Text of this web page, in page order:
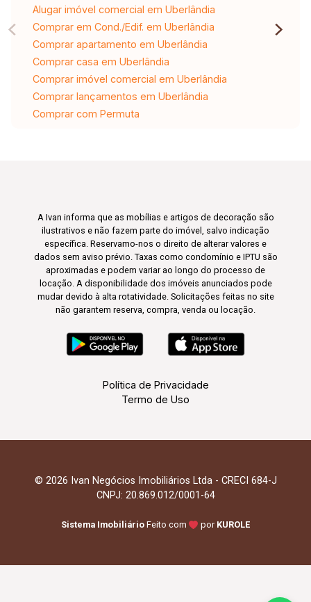
Alugar imóvel comercial em Uberlândia
Comprar em Cond./Edif. em Uberlândia
Comprar apartamento em Uberlândia
Comprar casa em Uberlândia
Comprar imóvel comercial em Uberlândia
Comprar lançamentos em Uberlândia
Comprar com Permuta
A Ivan informa que as mobílias e artigos de decoração são
ilustrativos e não fazem parte do imóvel, salvo indicação
específica. Reservamo-nos o direito de alterar valores e
dados sem aviso prévio. Taxas como condomínio e IPTU são
aproximadas e podem variar ao longo do processo de
locação. A disponibilidade dos imóveis anunciados pode
mudar devido à alta rotatividade. Solicitações feitas no site
não garantem reserva, compra, venda ou locação.
Política de Privacidade
Termo de Uso
© 2026 Ivan Negócios Imobiliários Ltda - CRECI 684-J
CNPJ: 20.869.012/0001-64
Sistema Imobiliário Feito com por KUROLE